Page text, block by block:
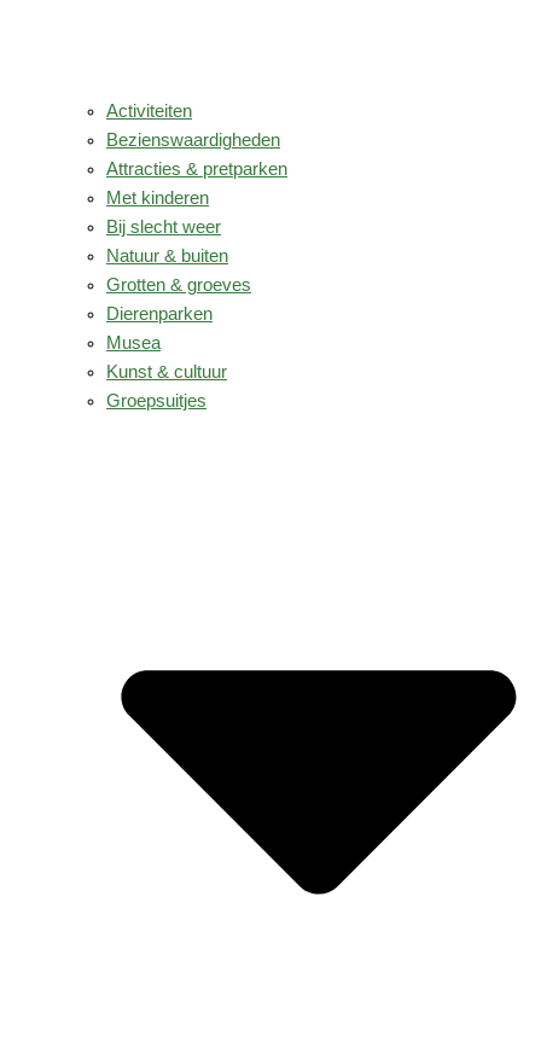
Activiteiten
Bezienswaardigheden
Attracties & pretparken
Met kinderen
Bij slecht weer
Natuur & buiten
Grotten & groeves
Dierenparken
Musea
Kunst & cultuur
Groepsuitjes